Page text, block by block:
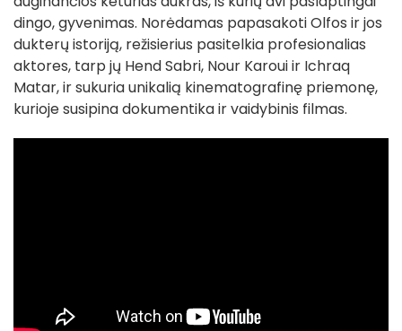
dingo, gyvenimas. Norėdamas papasakoti Olfos ir jos
dukterų istoriją, režisierius pasitelkia profesionalias
aktores, tarp jų Hend Sabri, Nour Karoui ir Ichraq
Matar, ir sukuria unikalią kinematografinę priemonę,
kurioje susipina dokumentika ir vaidybinis filmas.